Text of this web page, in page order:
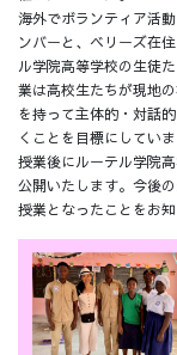
海外でボランティア活
ンバーと、ベリーズ在
ル学院高等学校の生徒
業は高校生たちが現地
を持って主体的・対話
くことを目標にしていま
授業後にルーテル学院
公開いたします。今後
授業となったことをお知